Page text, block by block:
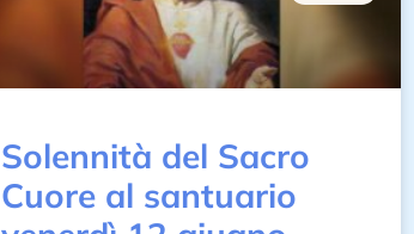
Solennità del Sacro
Cuore al santuario